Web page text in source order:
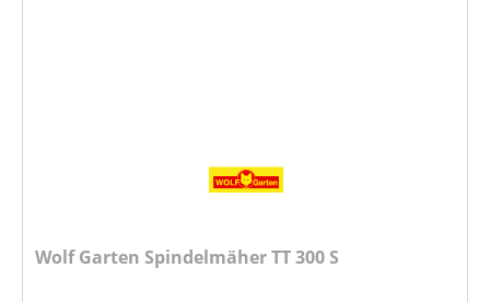
Wolf Garten Spindelmäher TT 300 S